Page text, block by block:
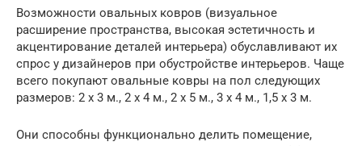
Возможности овальных ковров (визуальное
расширение пространства, высокая эстетичность и
акцентирование деталей интерьера) обуславливают их
спрос у дизайнеров при обустройстве интерьеров. Чаще
всего покупают овальные ковры на пол следующих
размеров: 2 x 3 м., 2 x 4 м., 2 x 5 м., 3 x 4 м., 1,5 x 3 м.
Они способны функционально делить помещение,